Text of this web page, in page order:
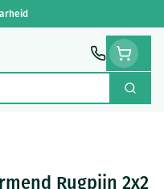
Zoek
Rugpijn 2x2